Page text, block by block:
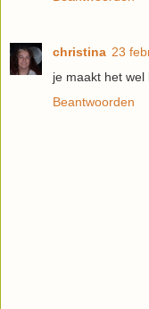
christina 23
je maakt het wel
Beantwoorden